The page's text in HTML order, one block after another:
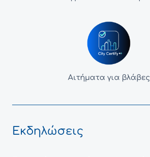
Αιτήματα για βλάβες
Εκδηλώσεις